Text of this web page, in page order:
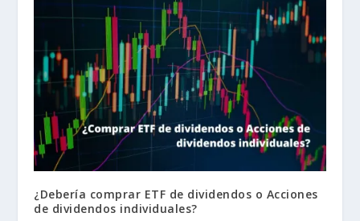
¿Debería comprar ETF de dividendos o Acciones
de dividendos individuales?